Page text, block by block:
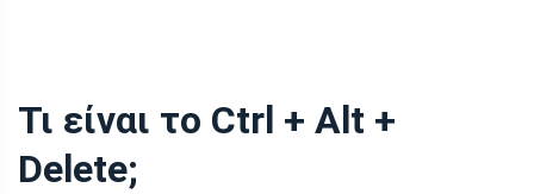
Τι είναι το Ctrl + Alt +
Delete;